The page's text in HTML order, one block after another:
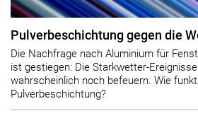
Pulverbeschichtung gegen die
Die Nachfrage nach Aluminium für
ist gestiegen: Die Starkwetter-
wahrscheinlich noch befeuern. Wie
Pulverbeschichtung?